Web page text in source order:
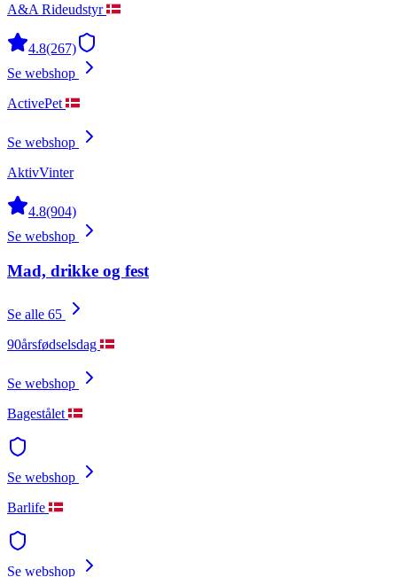
A&A Rideudstyr
4.8(267)
Se webshop
ActivePet
Se webshop
AktivVinter
4.8(904)
Se webshop
Mad, drikke og fest
Se alle 65
90årsfødselsdag
Se webshop
Bagestålet
Se webshop
Barlife
Se webshop